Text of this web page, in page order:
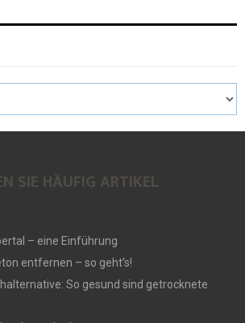
SIE HÄUFIG ARTIKEL
– eine Einführung
entfernen – so geht’s!
So gesund sind getrocknete